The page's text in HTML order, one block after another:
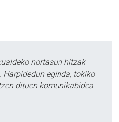
nortasun hitzak
eginda, tokiko
dituen komunikabidea